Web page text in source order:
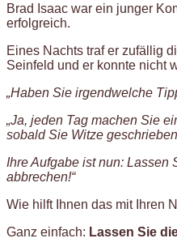
Brad Isaac war ein junger
erfolgreich.
Eines Nachts traf er zufällig
Seinfeld und er konnte nicht
„Haben Sie irgendwelche
„Ja, jeden Tag machen Sie
sobald Sie Witze
Ihre Aufgabe ist nun: Lassen
abbrechen!“
Wie hilft Ihnen das mit Ihren
Ganz einfach: Lassen Sie